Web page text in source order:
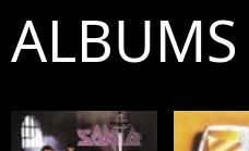
ALBUMS